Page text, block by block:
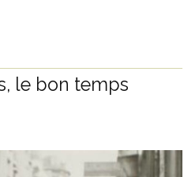
le bon temps